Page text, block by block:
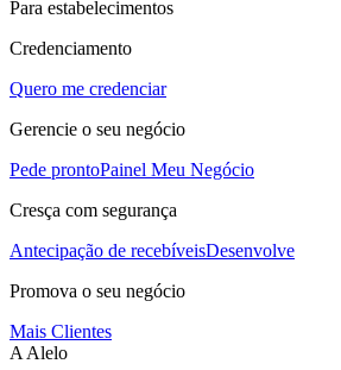
Para estabelecimentos
Credenciamento
Quero me credenciar
Gerencie o seu negócio
Pede prontoPainel Meu Negócio
Cresça com segurança
Antecipação de recebíveisDesenvolve
Promova o seu negócio
Mais Clientes
A Alelo